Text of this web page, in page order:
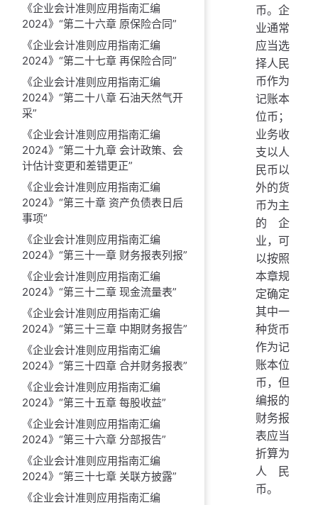
《企业会计准则应用指南汇编
2024》“第二十六章 原保险合同”
《企业会计准则应用指南汇编
2024》“第二十七章 再保险合同”
《企业会计准则应用指南汇编
2024》“第二十八章 石油天然气开
采”
《企业会计准则应用指南汇编
2024》“第二十九章 会计政策、会
计估计变更和差错更正”
《企业会计准则应用指南汇编
2024》“第三十章 资产负债表日后
事项”
《企业会计准则应用指南汇编
2024》“第三十一章 财务报表列报”
《企业会计准则应用指南汇编
2024》“第三十二章 现金流量表”
《企业会计准则应用指南汇编
2024》“第三十三章 中期财务报告”
《企业会计准则应用指南汇编
2024》“第三十四章 合并财务报表”
《企业会计准则应用指南汇编
2024》“第三十五章 每股收益”
《企业会计准则应用指南汇编
2024》“第三十六章 分部报告”
《企业会计准则应用指南汇编
2024》“第三十七章 关联方披露”
《企业会计准则应用指南汇编
币。企
业通常
应当选
择人民
币作为
记账本
位币；
业务收
支以人
民币以
外的货
币为主
的企
业，可
以按照
本章规
定确定
其中一
种货币
作为记
账本位
币，但
编报的
财务报
表应当
折算为
人民
币。